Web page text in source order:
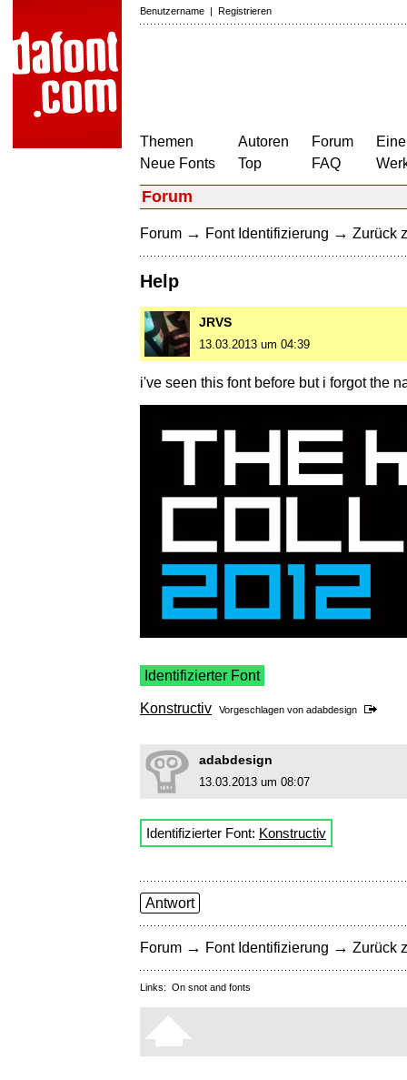
Benutzername | Registrieren
Themen
Neue Fonts
Autoren
Top
Forum
FAQ
Forum
Forum → Font Identifizierung → Zurück
Help
JRVS
13.03.2013 um 04:39
i've seen this font before but i forgot the
Identifizierter Font
Konstructiv Vorgeschlagen von adabdesign
adabdesign
13.03.2013 um 08:07
Identifizierter Font: Konstructiv
Antwort
Forum → Font Identifizierung → Zurück
Links: On snot and fonts